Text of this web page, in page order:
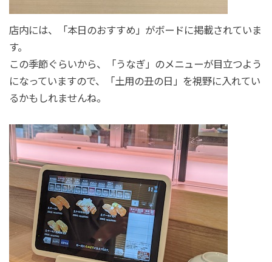
店内には、「本日のおすすめ」がボードに掲載されていま
す。
この季節ぐらいから、「うなぎ」のメニューが目立つよう
になっていますので、「土用の丑の日」を視野に入れてい
るかもしれませんね。